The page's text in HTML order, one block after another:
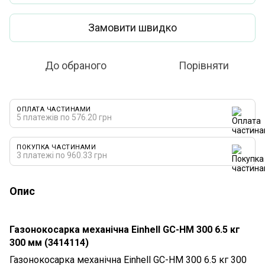
Замовити швидко
До обраного Порівняти
ОПЛАТА ЧАСТИНАМИ
5 платежів по 576.20 грн
ПОКУПКА ЧАСТИНАМИ
3 платежі по 960.33 грн
Опис
Газонокосарка механічна Einhell GC-HM 300 6.5 кг
300 мм (3414114)
Газонокосарка механічна Einhell GC-HM 300 6.5 кг 300